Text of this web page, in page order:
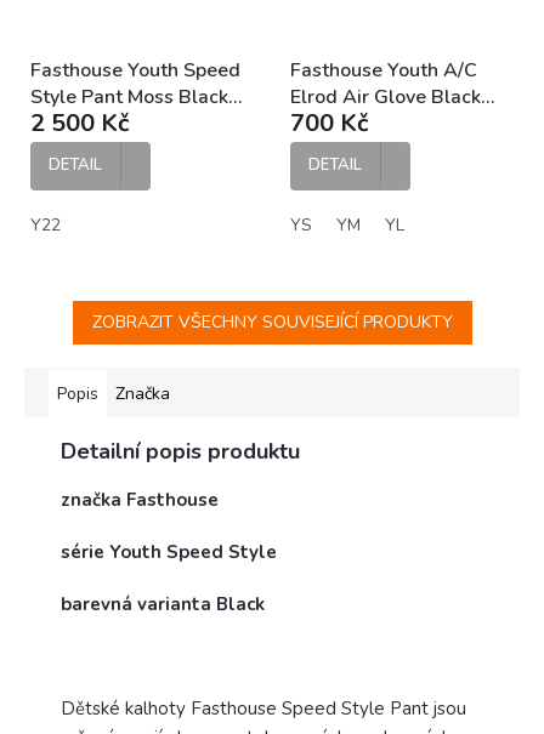
Fasthouse Youth Speed
Style Pant Moss Black
dětské MX kalhoty
2 500 Kč
DETAIL
Y22
Fasthouse Youth A/C
Elrod Air Glove Black
dětské MX rukavice
700 Kč
DETAIL
YS YM YL
ZOBRAZIT VŠECHNY SOUVISEJÍCÍ PRODUKTY
Popis Značka
Detailní popis produktu
značka Fasthouse
série Youth Speed Style
barevná varianta Black
Dětské kalhoty Fasthouse Speed Style Pant jsou